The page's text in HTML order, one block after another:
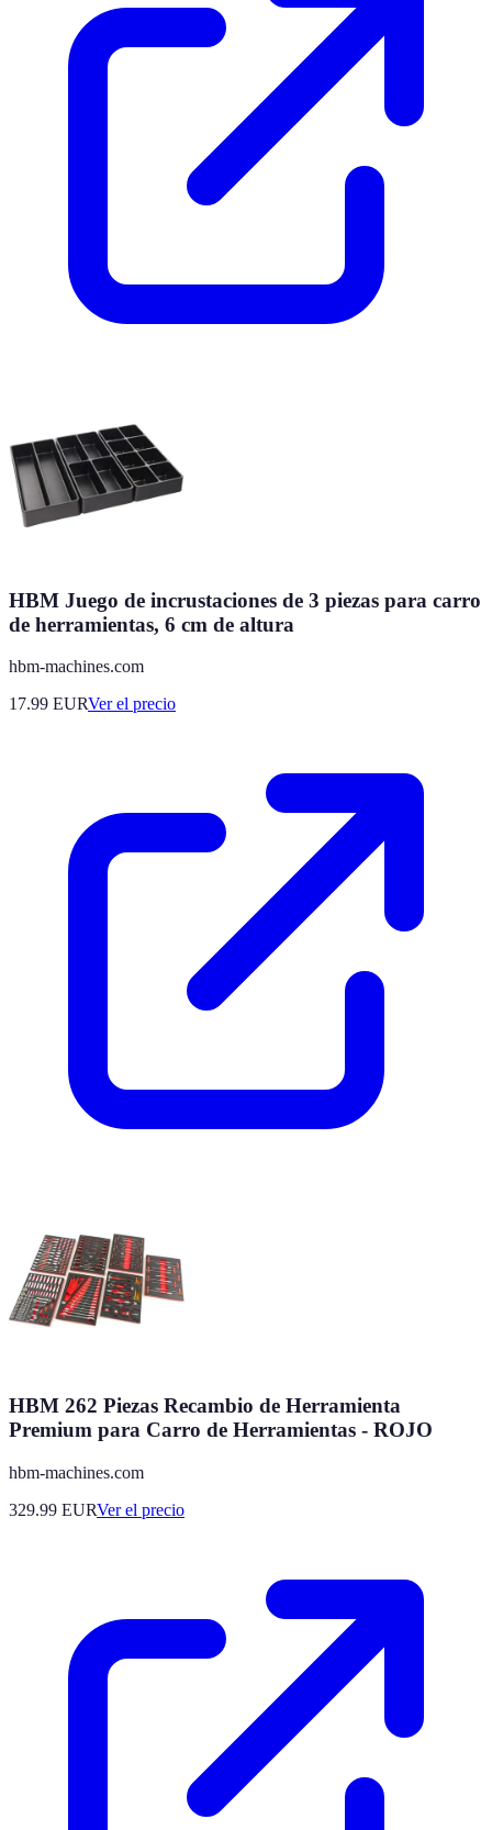
HBM Juego de incrustaciones de 3 piezas para carro
de herramientas, 6 cm de altura
hbm-machines.com
17.99 EURVer el precio
HBM 262 Piezas Recambio de Herramienta
Premium para Carro de Herramientas - ROJO
hbm-machines.com
329.99 EURVer el precio